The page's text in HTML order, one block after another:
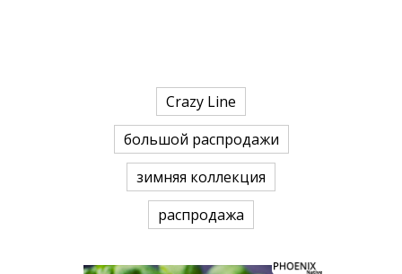
Crazy Line
большой распродажи
зимняя коллекция
распродажа